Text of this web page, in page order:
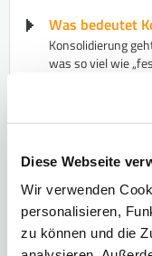
Diese Webseite
Wir verwenden
personalisieren,
zu können und die
Was bedeutet
Konsolidierung
was so viel wie
​Eine Korrelation
Was ist
Reuters ist eine
Welt. Auch im